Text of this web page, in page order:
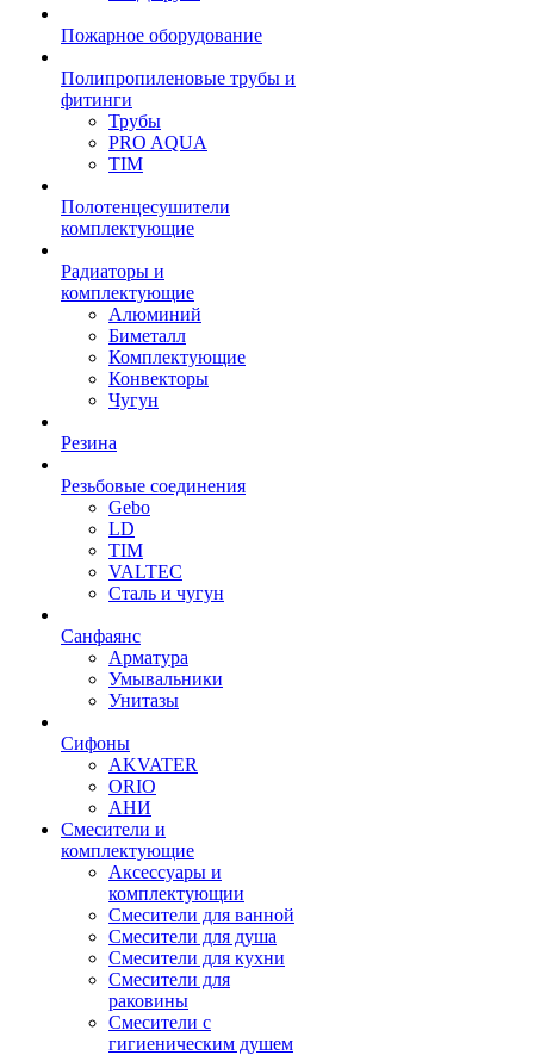
Пожарное оборудование
Полипропиленовые трубы и
фитинги
Трубы
PRO AQUA
TIM
Полотенцесушители
комплектующие
Радиаторы и
комплектующие
Алюминий
Биметалл
Комплектующие
Конвекторы
Чугун
Резина
Резьбовые соединения
Gebo
LD
TIM
VALTEC
Сталь и чугун
Санфаянс
Арматура
Умывальники
Унитазы
Сифоны
AKVATER
ORIO
АНИ
Смесители и
комплектующие
Аксессуары и
комплектующии
Смесители для ванной
Смесители для душа
Смесители для кухни
Смесители для
раковины
Смесители с
гигиеническим душем